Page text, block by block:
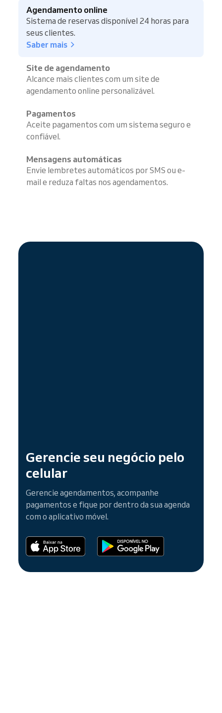
Agendamento online
Sistema de reservas disponível 24 horas para
seus clientes.
Saber mais
Site de agendamento
Alcance mais clientes com um site de
agendamento online personalizável.
Pagamentos
Aceite pagamentos com um sistema seguro e
confiável.
Mensagens automáticas
Envie lembretes automáticos por SMS ou e-
mail e reduza faltas nos agendamentos.
Gerencie seu negócio pelo
celular
Gerencie agendamentos, acompanhe
pagamentos e fique por dentro da sua agenda
com o aplicativo móvel.